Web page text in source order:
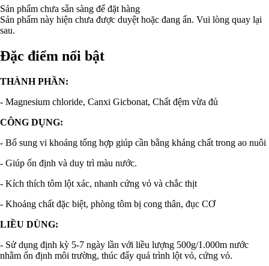
Sản phẩm chưa sẵn sàng để đặt hàng
Sản phẩm này hiện chưa được duyệt hoặc đang ẩn. Vui lòng quay lại
sau.
Đặc điểm nổi bật
THÀNH PHẦN:
- Magnesium chloride, Canxi Gicbonat, Chất đệm vừa đủ
CÔNG DỤNG:
- Bổ sung vi khoáng tổng hợp giúp cần bằng kháng chất trong ao nuôi
- Giúp ổn định và duy trì màu nước.
- Kích thích tôm lột xác, nhanh cứng vỏ và chắc thịt
- Khoảng chất đặc biệt, phòng tôm bị cong thân, đục CƠ
LIỀU DÙNG:
- Sử dụng định kỳ 5-7 ngày lần với liều lượng 500g/1.000m nước
nhằm ổn định môi trường, thúc đẩy quá trình lột vỏ, cứng vỏ.